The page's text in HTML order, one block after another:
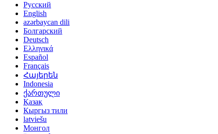
Русский
English
azərbaycan dili
Болгарский
Deutsch
Ελληνικά
Español
Français
Հայերեն
Indonesia
ქართული
Қазақ
Кыргыз тили
latviešu
Монгол